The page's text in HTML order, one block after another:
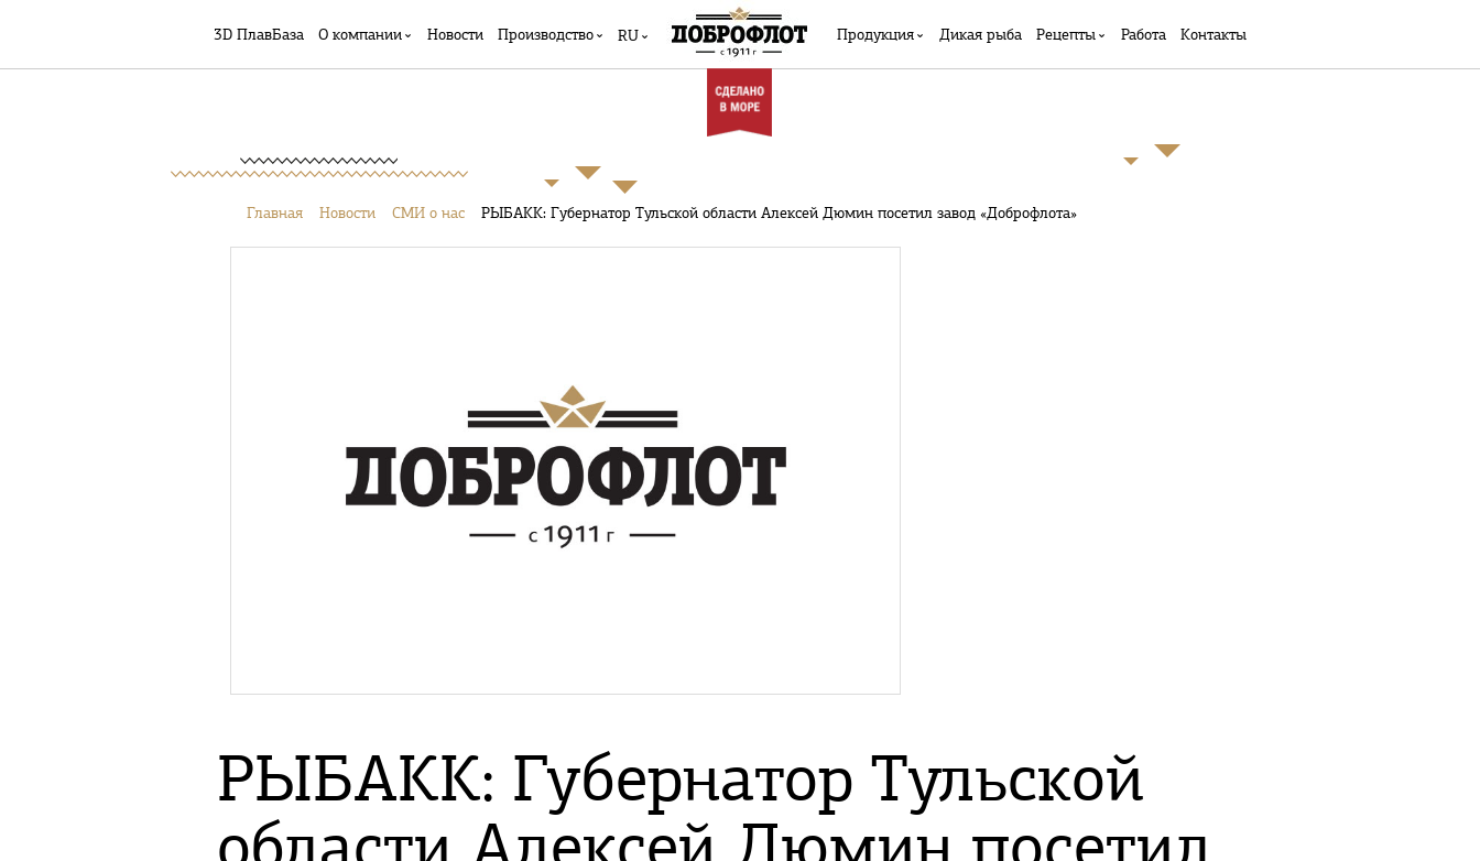
3D ПлавБаза О компании Новости Производство RU Продукция Дикая рыба Рецепты Работа Контакты
Главная Новости СМИ о нас РЫБАКК: Губернатор Тульской области Алексей Дюмин посетил завод «Доброфлота»
РЫБАКК: Губернатор Тульской